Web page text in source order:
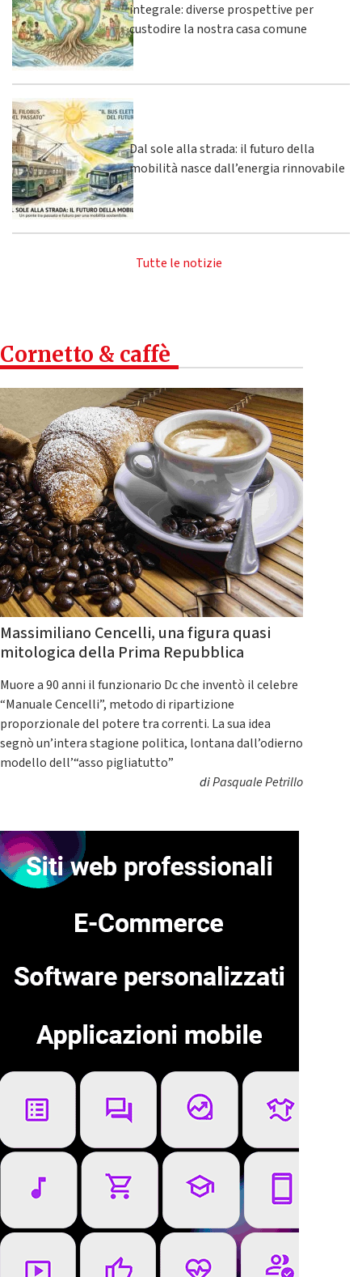
integrale: diverse prospettive per
custodire la nostra casa comune
Dal sole alla strada: il futuro della
mobilità nasce dall’energia rinnovabile
Tutte le notizie
Cornetto & caffè
Massimiliano Cencelli, una figura quasi
mitologica della Prima Repubblica
Muore a 90 anni il funzionario Dc che inventò il celebre
“Manuale Cencelli”, metodo di ripartizione
proporzionale del potere tra correnti. La sua idea
segnò un’intera stagione politica, lontana dall’odierno
modello dell’“asso pigliatutto”
diPasquale Petrillo